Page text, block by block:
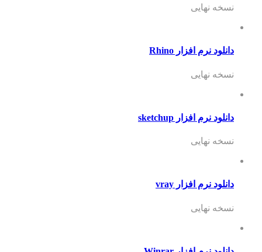
نسخه نهایی
دانلود نرم افزار Rhino
نسخه نهایی
دانلود نرم افزار sketchup
نسخه نهایی
دانلود نرم افزار vray
نسخه نهایی